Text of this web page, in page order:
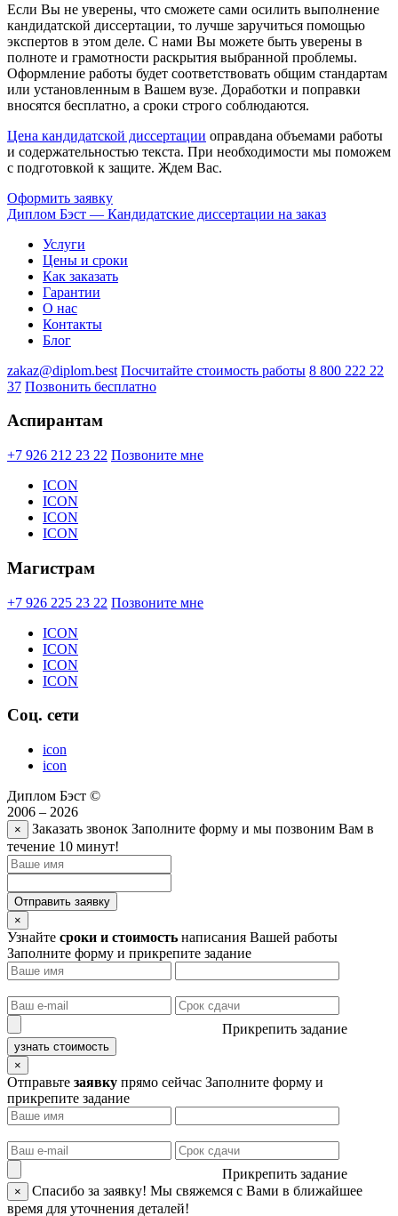
Если Вы не уверены, что сможете сами осилить выполнение
кандидатской диссертации, то лучше заручиться помощью
экспертов в этом деле. С нами Вы можете быть уверены в
полноте и грамотности раскрытия выбранной проблемы.
Оформление работы будет соответствовать общим стандартам
или установленным в Вашем вузе. Доработки и поправки
вносятся бесплатно, а сроки строго соблюдаются.
Цена кандидатской диссертации оправдана объемами работы
и содержательностью текста. При необходимости мы поможем
с подготовкой к защите. Ждем Вас.
Оформить заявку
Диплом Бэст — Кандидатские диссертации на заказ
Услуги
Цены и сроки
Как заказать
Гарантии
О нас
Контакты
Блог
zakaz@diplom.best Посчитайте стоимость работы 8 800 222 22
37 Позвонить бесплатно
Аспирантам
+7 926 212 23 22 Позвоните мне
ICON
ICON
ICON
ICON
Магистрам
+7 926 225 23 22 Позвоните мне
ICON
ICON
ICON
ICON
Соц. сети
icon
icon
Диплом Бэст ©
2006 – 2026
× Заказать звонок Заполните форму и мы позвоним Вам в
течение 10 минут!
Отправить заявку
×
Узнайте сроки и стоимость написания Вашей работы
Заполните форму и прикрепите задание
Прикрепить задание
узнать стоимость
×
Отправьте заявку прямо сейчас Заполните форму и
прикрепите задание
Прикрепить задание
× Спасибо за заявку! Мы свяжемся с Вами в ближайшее
время для уточнения деталей!